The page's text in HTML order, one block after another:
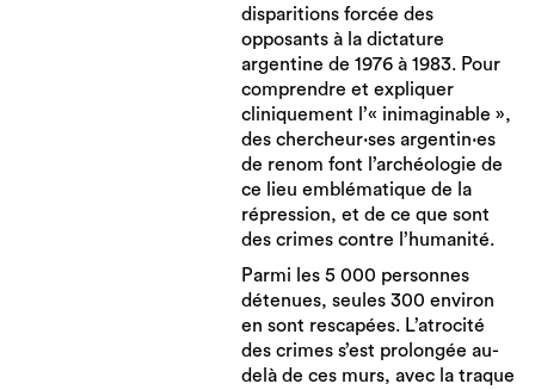
disparitions forcée des
opposants à la dictature
argentine de 1976 à 1983. Pour
comprendre et expliquer
cliniquement l’« inimaginable »,
des chercheur·ses argentin·es
de renom font l’archéologie de
ce lieu emblématique de la
répression, et de ce que sont
des crimes contre l’humanité.
Parmi les 5 000 personnes
détenues, seules 300 environ
en sont rescapées. L’atrocité
des crimes s’est prolongée au-
delà de ces murs, avec la traque